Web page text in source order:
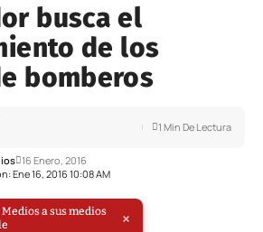
busca el
de los
bomberos
Ene 16, 2016 10:08 AM
16 Enero, 2016
1 Min De Lectura
a sus medios
×